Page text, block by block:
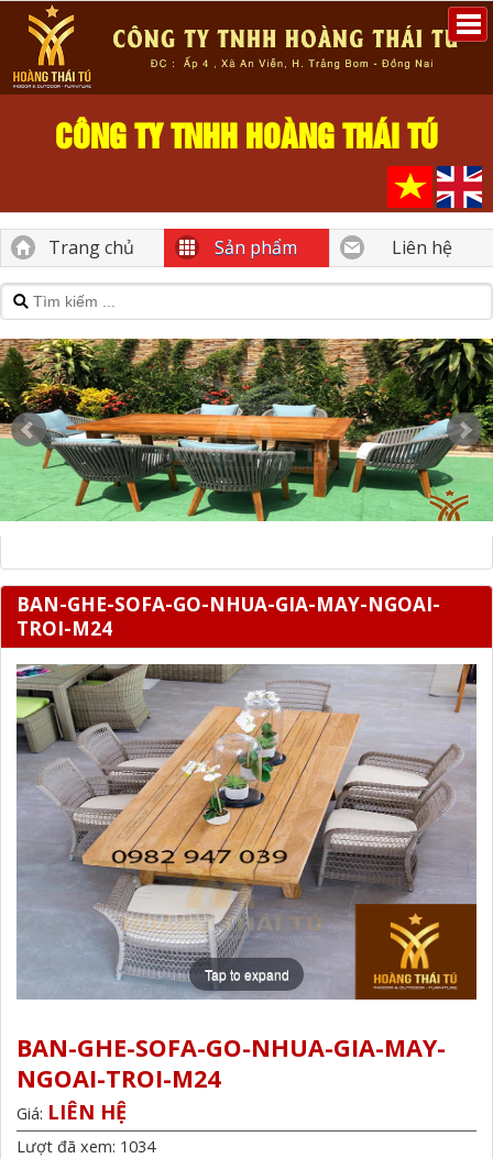
CÔNG TY TNHH HOÀNG THÁI TÚ
Trang chủ Sản phẩm Liên hệ
BAN-GHE-SOFA-GO-NHUA-GIA-MAY-NGOAI-
TROI-M24
Tap to expand
BAN-GHE-SOFA-GO-NHUA-GIA-MAY-
NGOAI-TROI-M24
Giá: LIÊN HỆ
Lượt đã xem: 1034